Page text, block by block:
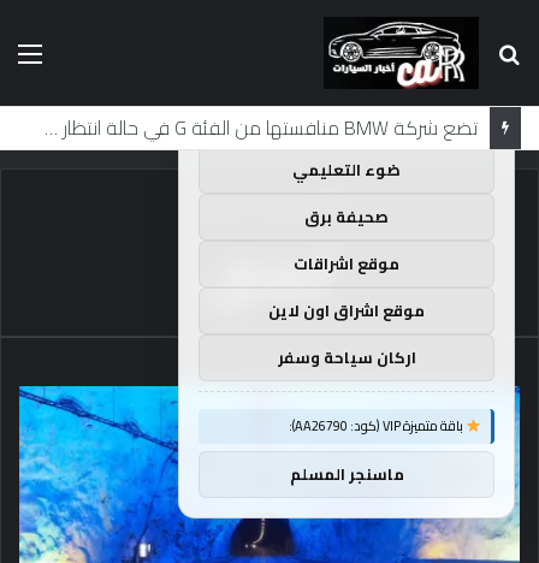
بحث
عن
تضع شركة BMW منافستها من الفئة G في حالة انتظار مع وصول الرياح المعاكسة في الصين إلى موطنها
الرئيسية
أنفاق
توصيات :
باقة متميزة VIP (كود: AA35872):
ضوء التعليمي
صحيفة برق
موقع اشراقات
موقع اشراق اون لاين
اركان سياحة وسفر
باقة متميزة VIP (كود: AA26790):
ماسنجر المسلم